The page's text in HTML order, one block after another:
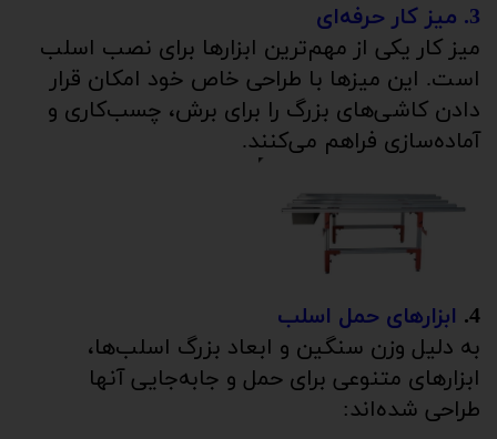
3. میز کار حرفه‌ای
میز کار یکی از مهم‌ترین ابزارها برای نصب اسلب
است. این میزها با طراحی خاص خود امکان قرار
دادن کاشی‌های بزرگ را برای برش، چسب‌کاری و
آماده‌سازی فراهم می‌کنند.
4. ابزارهای حمل اسلب
به دلیل وزن سنگین و ابعاد بزرگ اسلب‌ها،
ابزارهای متنوعی برای حمل و جابه‌جایی آنها
طراحی شده‌اند: